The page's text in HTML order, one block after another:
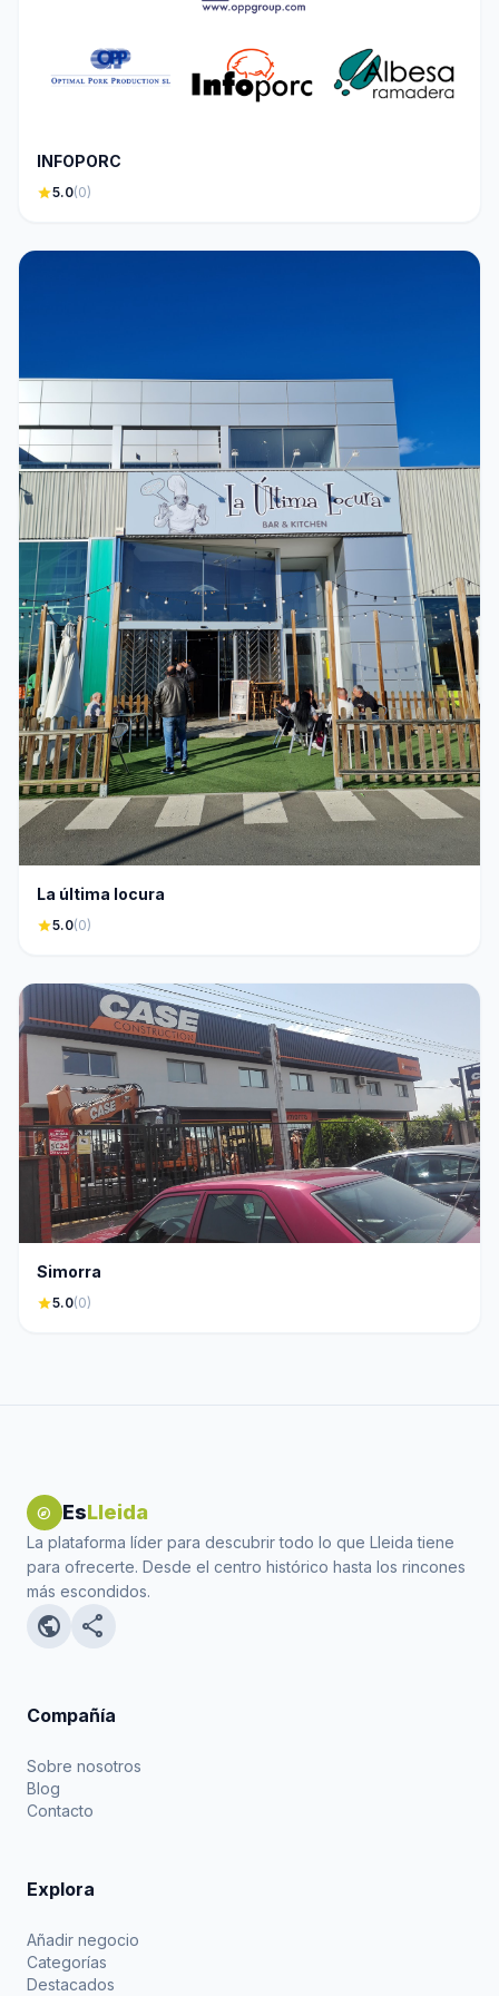
INFOPORC
star5.0(0)
La última locura
star5.0(0)
Simorra
star5.0(0)
explore EsLleida
La plataforma líder para descubrir todo lo que Lleida tiene
para ofrecerte. Desde el centro histórico hasta los rincones
más escondidos.
public share
Compañía
Sobre nosotros
Blog
Contacto
Explora
Añadir negocio
Categorías
Destacados